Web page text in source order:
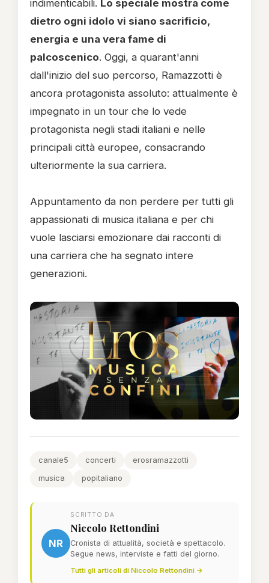
indimenticabili. Lo speciale mostra come
dietro ogni idolo vi siano sacrificio,
energia e una vera fame di
palcoscenico. Oggi, a quarant'anni
dall'inizio del suo percorso, Ramazzotti è
ancora protagonista assoluto: attualmente è
impegnato in un tour che lo vede
protagonista negli stadi italiani e nelle
principali città europee, consacrando
ulteriormente la sua carriera.
Appuntamento da non perdere per tutti gli
appassionati di musica italiana e per chi
vuole lasciarsi emozionare dai racconti di
una carriera che ha segnato intere
generazioni.
canale5 concerti
erosramazzotti
musica
popitaliano
NR
SCRITTO DA
Niccolo Rettondini
Cronista di attualità, società e spettacolo.
Segue news, interviste e fatti del giorno.
Tutti gli articoli di Niccolo Rettondini →